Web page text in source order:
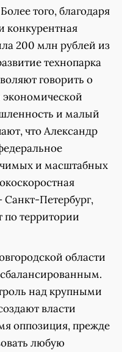
того, благодаря
конкурентная
200 млн рублей из
технопарка
говорить о
и малый
что Александр
и масштабных
Петербург,
по территории
области
сбалансированным.
над крупными
власти
оппозиция, прежде
любую